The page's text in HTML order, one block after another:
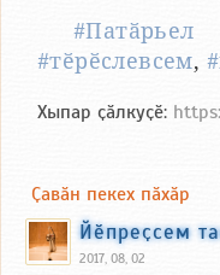
#Патӑрьел
#тӗрӗслевсем,
Хыпар ҫӑлкуҫӗ:
Ҫавӑн пекех пӑхӑр
Йӗпреҫсем
2017, 08, 02